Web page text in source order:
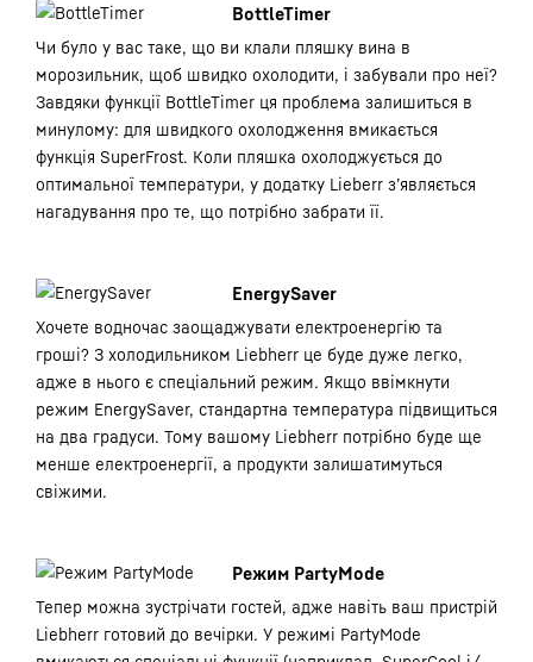
BottleTimer
Чи було у вас таке, що ви клали пляшку вина в
морозильник, щоб швидко охолодити, і забували про неї?
Завдяки функції BottleTimer ця проблема залишиться в
минулому: для швидкого охолодження вмикається
функція SuperFrost. Коли пляшка охолоджується до
оптимальної температури, у додатку Lieberr з’являється
нагадування про те, що потрібно забрати її.
EnergySaver
Хочете водночас заощаджувати електроенергію та
гроші? З холодильником Liebherr це буде дуже легко,
адже в нього є спеціальний режим. Якщо ввімкнути
режим EnergySaver, стандартна температура підвищиться
на два градуси. Тому вашому Liebherr потрібно буде ще
менше електроенергії, а продукти залишатимуться
свіжими.
Режим PartyMode
Тепер можна зустрічати гостей, адже навіть ваш пристрій
Liebherr готовий до вечірки. У режимі PartyMode